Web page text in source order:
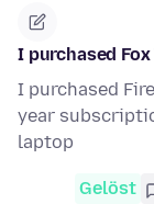
I purchased
I purchased
year
laptop
Gelöst